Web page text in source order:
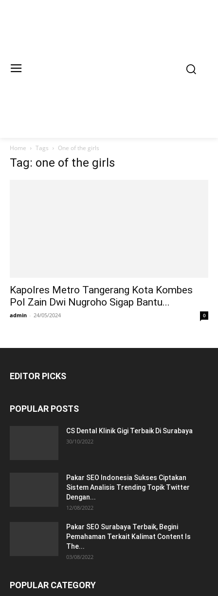
Home Tags One of the girls
Tag: one of the girls
Kapolres Metro Tangerang Kota Kombes
Pol Zain Dwi Nugroho Sigap Bantu...
admin - 24/05/2024 0
EDITOR PICKS
POPULAR POSTS
CS Dental Klinik Gigi Terbaik Di Surabaya
30/10/2022
Pakar SEO Indonesia Sukses Ciptakan
Sistem Analisis Trending Topik Twitter
Dengan...
12/08/2022
Pakar SEO Surabaya Terbaik, Begini
Pemahaman Terkait Kalimat Content Is
The...
03/08/2022
POPULAR CATEGORY